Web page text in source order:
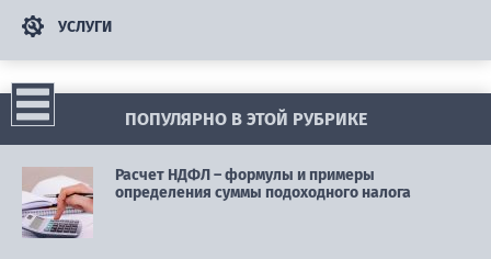
УСЛУГИ
ПОПУЛЯРНО В ЭТОЙ РУБРИКЕ
Расчет НДФЛ – формулы и примеры
определения суммы подоходного налога